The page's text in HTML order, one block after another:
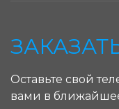
Оставьте свой
вами в